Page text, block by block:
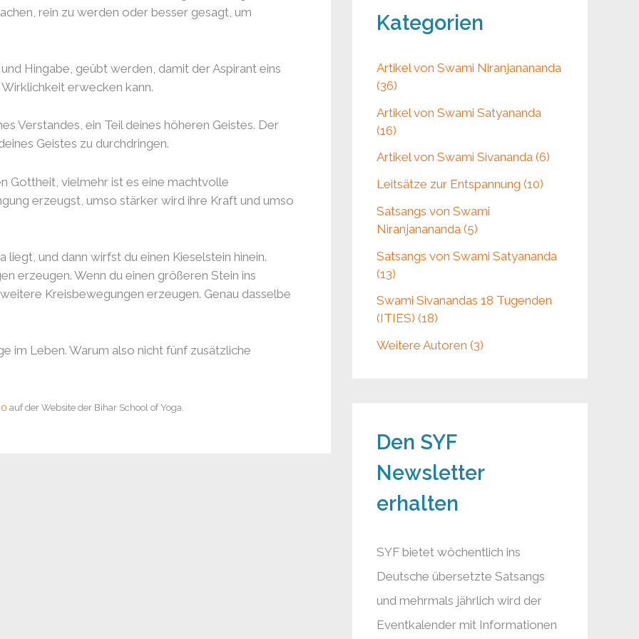
rein zu werden oder besser gesagt, um
Hingabe, geübt werden, damit der Aspirant eins
erwecken kann.
Verstandes, ein Teil deines höheren Geistes. Der
Geistes zu durchdringen.
Gottheit, vielmehr ist es eine machtvolle
erzeugst, umso stärker wird ihre Kraft und umso
liegt, und dann wirfst du einen Kieselstein hinein.
erzeugen. Wenn du einen größeren Stein ins
Kreisbewegungen erzeugen. Genau dasselbe
im Leben. Warum also nicht fünf zusätzliche
auf der Website der Bihar School of Yoga.
c
f
o
r
Kategorien
Artikel von Swami Niranjanananda
(36)
Artikel von Swami Satyananda
(16)
Artikel von Swami Sivananda (6)
Leitsätze zur Entspannung (10)
Satsangs von Swami
Niranjanananda (5)
Satsangs von Swami Satyananda
(13)
Swami Sivanandas 18 Tugenden
(ITIES) (18)
Weitere Autoren (3)
Den SYF
Newsletter
erhalten
SYF bietet wöchentlich ins
Deutsche übersetzte Satsangs
und mehrmals jährlich wird der
Eventkalender mit Informationen